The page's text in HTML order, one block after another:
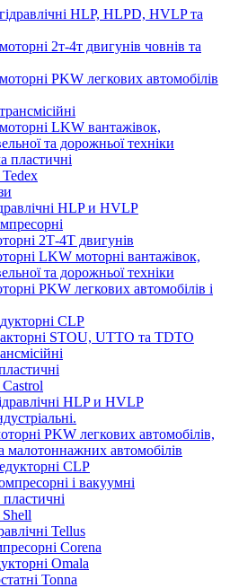
HLP, HLPD, HVLP та
2т-4т двигунів човнів та
PKW легкових автомобілів
LKW вантажівок,
та дорожньої техніки
пластичні
HLP и HVLP
2Т-4Т двигунів
LKW моторні вантажівок,
та дорожньої техніки
PKW легкових автомобілів і
CLP
STOU, UTTO та TDTO
HLP и HVLP
PKW легкових автомобілів,
малотоннажних автомобілів
CLP
і вакуумні
Tellus
Corena
Omala
Tonna